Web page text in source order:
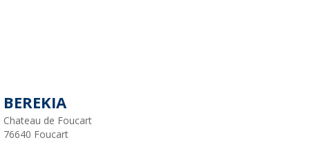
BEREKIA
Chateau de Foucart
76640 Foucart